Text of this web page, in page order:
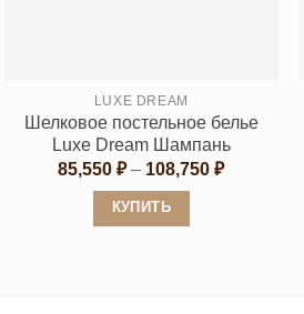
странице
товара.
LUXE DREAM
Шелковое постельное белье
Luxe Dream Шампань
85,550₽ – 108,750₽Диапазон
КУПИТЬ